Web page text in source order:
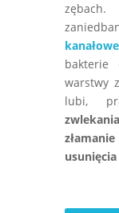
kanałowe
bakterie
warstwy
lubi,
usunięcia